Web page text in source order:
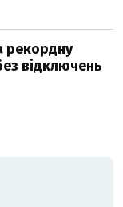
рекордну
відключень